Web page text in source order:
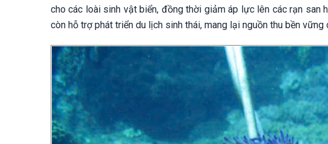
cho các loài sinh vật biển, đồng thời giảm áp lực lên các rạn san
còn hỗ trợ phát triển du lịch sinh thái, mang lại nguồn thu bền